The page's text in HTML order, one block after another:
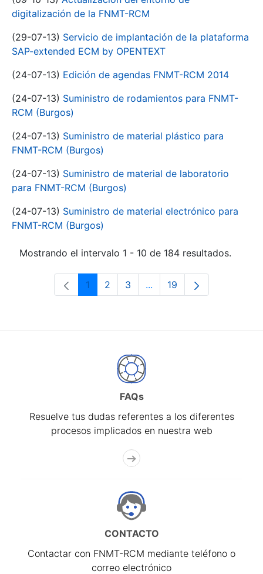
digitalización de la FNMT-RCM
(29-07-13) Servicio de implantación de la plataforma
SAP-extended ECM by OPENTEXT
(24-07-13) Edición de agendas FNMT-RCM 2014
(24-07-13) Suministro de rodamientos para FNMT-
RCM (Burgos)
(24-07-13) Suministro de material plástico para
FNMT-RCM (Burgos)
(24-07-13) Suministro de material de laboratorio
para FNMT-RCM (Burgos)
(24-07-13) Suministro de material electrónico para
FNMT-RCM (Burgos)
Mostrando el intervalo 1 - 10 de 184 resultados.
Página
1 Página
2 Página
3 ...Páginas intermedias Use
Página
19
FAQs
Resuelve tus dudas referentes a los diferentes
procesos implicados en nuestra web
CONTACTO
Contactar con FNMT-RCM mediante teléfono o
correo electrónico